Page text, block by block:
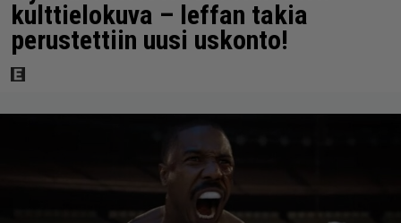
kulttielokuva – leffan takia
perustettiin uusi uskonto!